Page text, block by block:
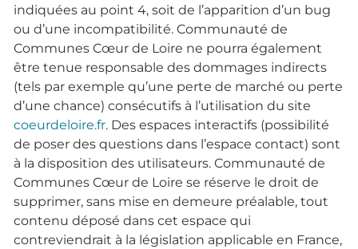
indiquées au point 4, soit de l’apparition d’un bug
ou d’une incompatibilité. Communauté de
Communes Cœur de Loire ne pourra également
être tenue responsable des dommages indirects
(tels par exemple qu’une perte de marché ou perte
d’une chance) consécutifs à l’utilisation du site
coeurdeloire.fr. Des espaces interactifs (possibilité
de poser des questions dans l’espace contact) sont
à la disposition des utilisateurs. Communauté de
Communes Cœur de Loire se réserve le droit de
supprimer, sans mise en demeure préalable, tout
contenu déposé dans cet espace qui
contreviendrait à la législation applicable en France,